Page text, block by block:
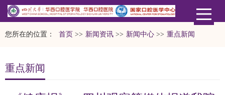
您所在的位置： 首页 >> 新闻资讯 >> 新闻中心 >> 重点新闻
重点新闻